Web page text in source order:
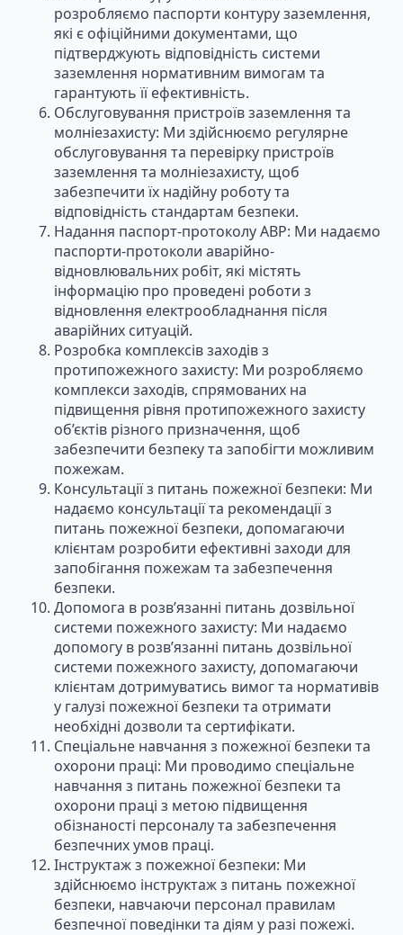
розробляємо паспорти контуру заземлення,
які є офіційними документами, що
підтверджують відповідність системи
заземлення нормативним вимогам та
гарантують її ефективність.
Обслуговування пристроїв заземлення та
молніезахисту: Ми здійснюємо регулярне
обслуговування та перевірку пристроїв
заземлення та молніезахисту, щоб
забезпечити їх надійну роботу та
відповідність стандартам безпеки.
Надання паспорт-протоколу АВР: Ми надаємо
паспорти-протоколи аварійно-
відновлювальних робіт, які містять
інформацію про проведені роботи з
відновлення електрообладнання після
аварійних ситуацій.
Розробка комплексів заходів з
протипожежного захисту: Ми розробляємо
комплекси заходів, спрямованих на
підвищення рівня протипожежного захисту
об’єктів різного призначення, щоб
забезпечити безпеку та запобігти можливим
пожежам.
Консультації з питань пожежної безпеки: Ми
надаємо консультації та рекомендації з
питань пожежної безпеки, допомагаючи
клієнтам розробити ефективні заходи для
запобігання пожежам та забезпечення
безпеки.
Допомога в розв’язанні питань дозвільної
системи пожежного захисту: Ми надаємо
допомогу в розв’язанні питань дозвільної
системи пожежного захисту, допомагаючи
клієнтам дотримуватись вимог та нормативів
у галузі пожежної безпеки та отримати
необхідні дозволи та сертифікати.
Спеціальне навчання з пожежної безпеки та
охорони праці: Ми проводимо спеціальне
навчання з питань пожежної безпеки та
охорони праці з метою підвищення
обізнаності персоналу та забезпечення
безпечних умов праці.
Інструктаж з пожежної безпеки: Ми
здійснюємо інструктаж з питань пожежної
безпеки, навчаючи персонал правилам
безпечної поведінки та діям у разі пожежі.